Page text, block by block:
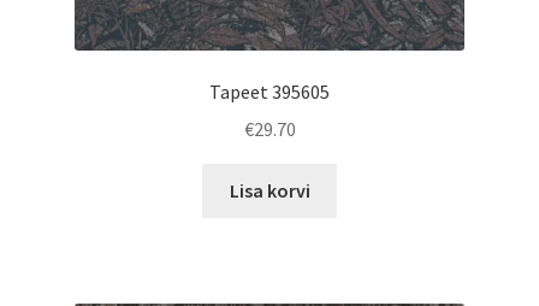
Tapeet 395605
€29.70
Lisa korvi